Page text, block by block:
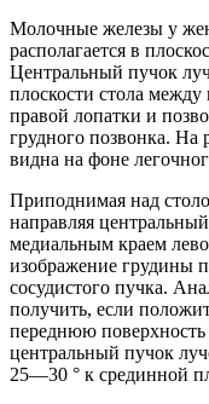
Молочные железы у
располагается в
Центральный пучок
плоскости стола
правой лопатки и
грудного позвонка. На
видна на фоне
Приподнимая над
направляя
медиальным краем
изображение грудины
сосудистого пучка.
получить, если
переднюю поверхность
центральный пучок
25—30 ° к срединной